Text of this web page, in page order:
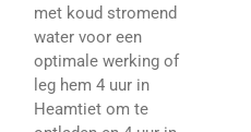
met koud stromend
water voor een
optimale werking of
leg hem 4 uur in
Heamtiet om te